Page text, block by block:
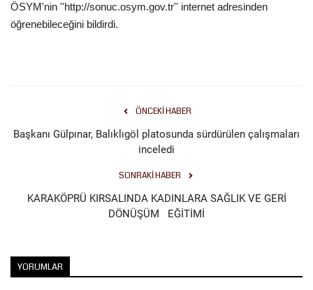
Siyaset
İletişim
ÖSYM'nin ''http://sonuc.osym.gov.tr'' internet adresinden
öğrenebileceğini bildirdi.
ÖNCEKI HABER
Başkanı Gülpınar, Balıklıgöl platosunda sürdürülen çalışmaları
inceledi
SONRAKI HABER
KARAKÖPRÜ KIRSALINDA KADINLARA SAĞLIK VE GERİ
DÖNÜŞÜM EĞİTİMİ
YORUMLAR